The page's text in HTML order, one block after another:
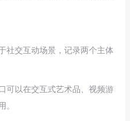
社交互动场景，记录两个主体
可以在交互式艺术品、视频游